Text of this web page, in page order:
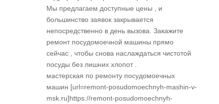
Мы предлагаем доступные цены , и
большинство заявок закрывается
непосредственно в день вызова. Закажите
ремонт посудомоечной машины прямо
сейчас , чтобы снова наслаждаться чистотой
посуды без лишних хлопот .
мастерская по ремонту посудомоечных
машин [url=remont-posudomoechnyh-mashin-v-
msk.ru]https://remont-posudomoechnyh-